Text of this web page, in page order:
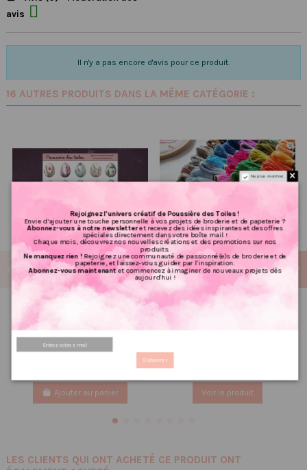
avis 
Il n'y a pas encore d'avis pour ce produit.
16 AUTRES PRODUITS DANS LA MÊME CATÉGORIE :
Réf 27 Feuille
d’autocollants, Stickers
pour Bullet Journal Pâques
2,08 €
1.67 €
Ajouter au panier
Fils à broder Réf 165 à 370
0,38 €
Voir le produit
LES CLIENTS QUI ONT ACHETÉ CE PRODUIT ONT
Ne plus montrer.
Rejoignez l’univers créatif de Poussière des Toiles !
Envie d’ajouter une touche personnelle à vos projets de broderie et de papeterie ?
Abonnez-vous à notre newsletteret recevez des idées inspirantes et des offres
spéciales directement dans votre boîte mail !
Chaque mois, découvrez nos nouvelles créations et des promotions sur nos
produits.
Ne manquez rien !Rejoignez une communauté de passionné(e)s de broderie et de
papeterie, et laissez-vous guider par l'inspiration.
Abonnez-vous maintenantet commencez à imaginer de nouveaux projets dès
aujourd'hui !
S'abonner